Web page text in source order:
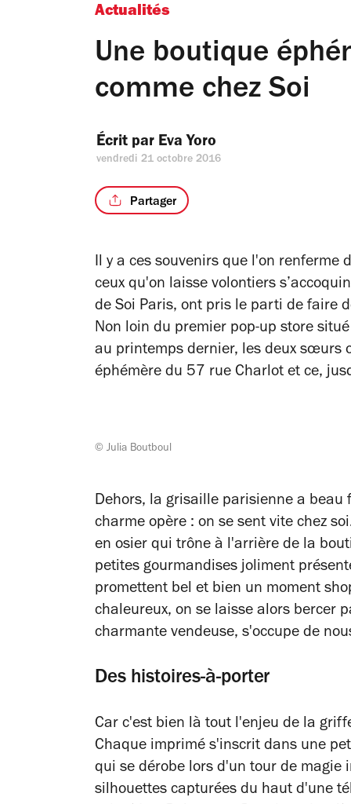
Actualités
Une boutique
comme chez Soi
Écrit par Eva Yoro
vendredi 21 octobre 2016
Partager
Il y a ces souvenirs que l'on renferme
ceux qu'on laisse volontiers
de Soi Paris, ont pris le parti de faire
Non loin du premier pop-up store
au printemps dernier, les deux sœurs
éphémère du 57 rue Charlot et ce,
© Julia Boutboul
Dehors, la grisaille parisienne a
charme opère : on se sent vite chez
en osier qui trône à l'arrière de la
petites gourmandises joliment
promettent bel et bien un moment
chaleureux, on se laisse alors bercer
charmante vendeuse, s'occupe de
Des histoires-à-porter
Car c'est bien là tout l'enjeu de la
Chaque imprimé s'inscrit dans une
qui se dérobe lors d'un tour de
silhouettes capturées du haut d'une